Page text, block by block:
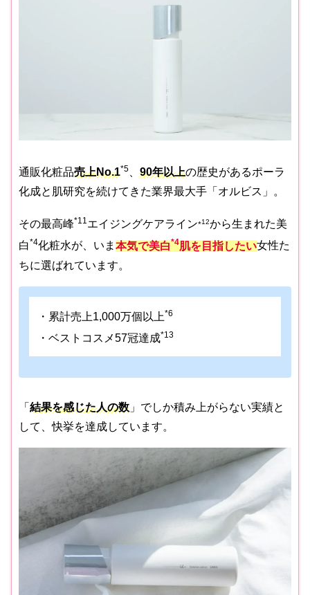
通販化粧品売上No.1*5 90年以上の歴史があるポーラ
化成と肌研究を続けてきた業界最大手「オルビス」。
その最高峰*11エイジングケアライン*12から生まれた美
白*4化粧水が、いま 本気で美白*4肌を目指したい女性た
ちに選ばれています。
・累計売上1,000万個以上*6
・ベストコスメ57冠達成*13
「 結果を感じた人の数 」でしか積み上がらない実績と
して、快挙を達成しています。